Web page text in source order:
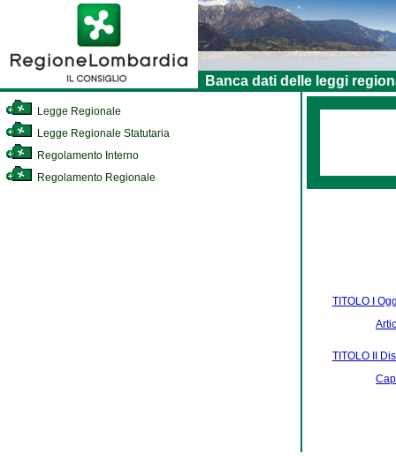
Banca dati delle leggi
Legge Regionale
Legge Regionale Statutaria
Regolamento Interno
Regolamento Regionale
TITOLO I
TITOLO II